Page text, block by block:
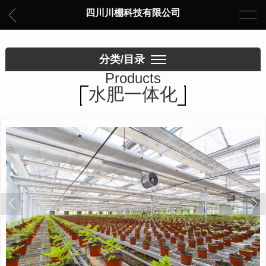
四川川棚科技有限公司
分类/目录
Products
水肥一体化